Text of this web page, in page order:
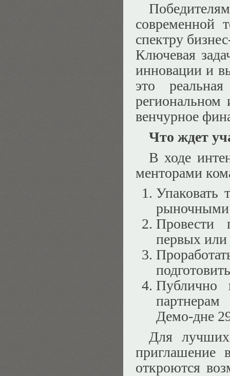
современной
спектру
Ключевая
инновации и
это
региональном
венчурное
Что ждет
В ходе
менторами
Упаковать
рыночными
Провести
первых или
Публично
Демо-дне
Для лучших
приглашение
откроются